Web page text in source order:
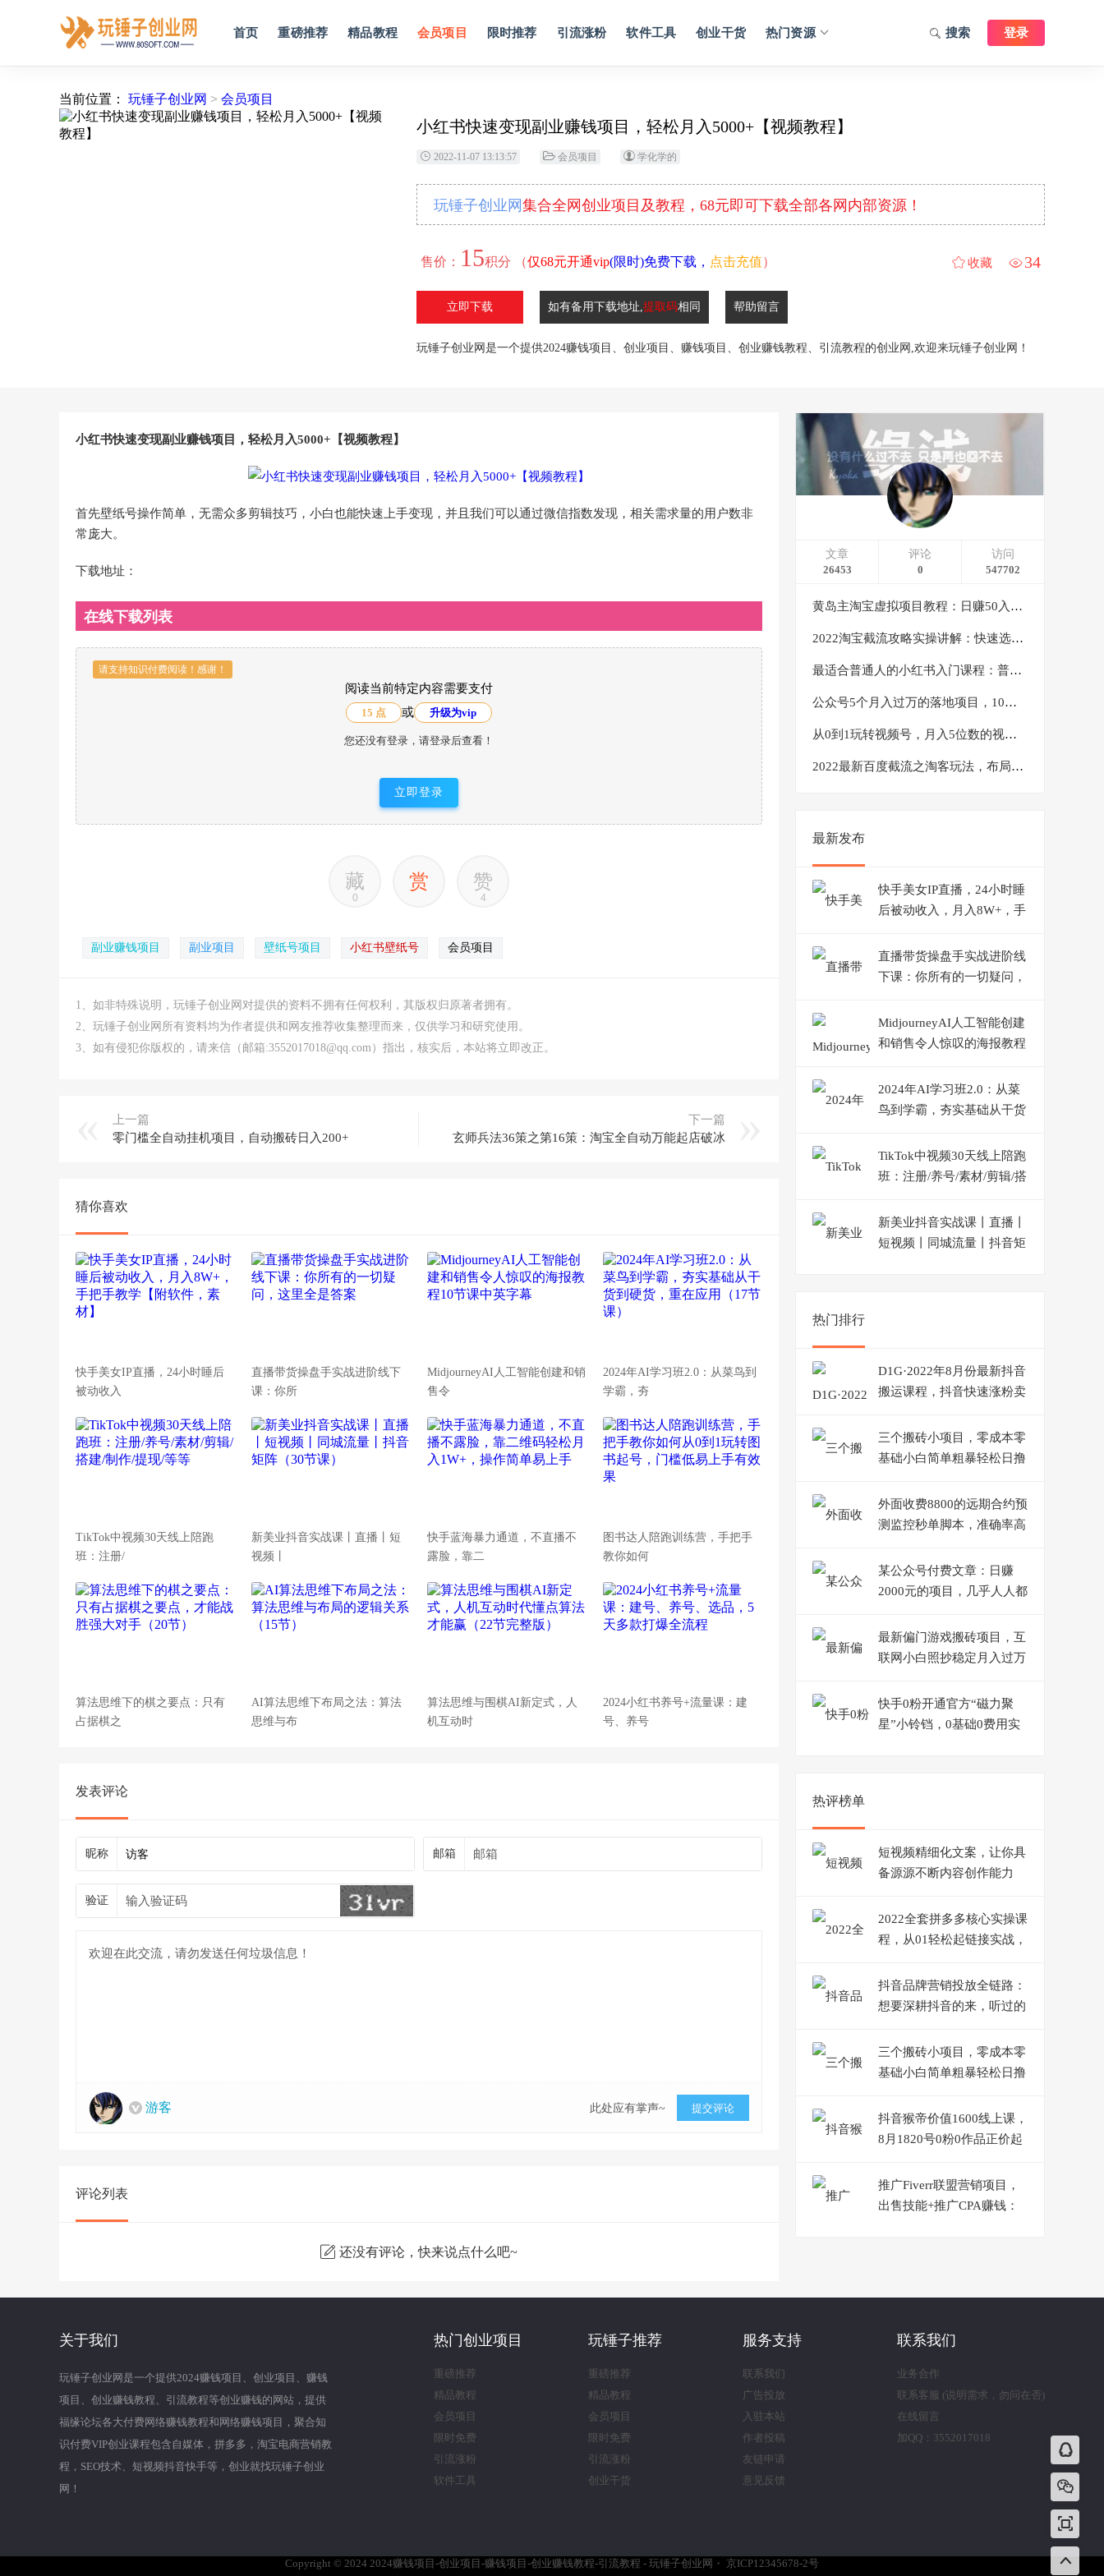
首页 重磅推荐 精品教程 会员项目 限时推荐 引流涨粉 软件工具 创业干货 热门资源 登录
搜索
当前位置： 玩锤子创业网 > 会员项目
小红书快速变现副业赚钱项目，轻松月入5000+【视频教程】
2022-11-07 13:13:57 会员项目 学化学的
玩锤子创业网 集合全网创业项目及教程，68元即可下载全部各网内部资源！
售价： 15积分 （仅68元开通vip(限时)免费下载， 点击充值） 34
收藏
立即下载 如有备用下载地址,提取码相同 帮助留言
玩锤子创业网是一个提供2024赚钱项目、创业项目、赚钱项目、创业赚钱教程、引流教程的创业网,欢迎来玩锤子创业网！
小红书快速变现副业赚钱项目，轻松月入5000+【视频教程】
首先壁纸号操作简单，无需众多剪辑技巧，小白也能快速上手变现，并且我们可以通过微信指数发现，相关需求量的用户数非
常庞大。
下载地址：
在线下载列表
请支持知识付费阅读！感谢！
阅读当前特定内容需要支付
15 点 或 升级为vip
您还没有登录，请登录后查看！
立即登录
藏
0
赏 赞
4
副业赚钱项目 副业项目 壁纸号项目 小红书壁纸号 会员项目
1、如非特殊说明，玩锤子创业网对提供的资料不拥有任何权利，其版权归原著者拥有。
2、玩锤子创业网所有资料均为作者提供和网友推荐收集整理而来，仅供学习和研究使用。
3、如有侵犯你版权的，请来信（邮箱:3552017018@qq.com）指出，核实后，本站将立即改正。
上一篇
零门槛全自动挂机项目，自动搬砖日入200+
下一篇
玄师兵法36策之第16策：淘宝全自动万能起店破冰
猜你喜欢
快手美女IP直播，24小时睡后
被动收入
直播带货操盘手实战进阶线下
课：你所
MidjourneyAI人工智能创建和销
售令
2024年AI学习班2.0：从菜鸟到
学霸，夯
TikTok中视频30天线上陪跑
班：注册/
新美业抖音实战课丨直播丨短
视频丨
快手蓝海暴力通道，不直播不
露脸，靠二
图书达人陪跑训练营，手把手
教你如何
算法思维下的棋之要点：只有
占据棋之
AI算法思维下布局之法：算法
思维与布
算法思维与围棋AI新定式，人
机互动时
2024小红书养号+流量课：建
号、养号
发表评论
昵称 邮箱
验证
游客 此处应有掌声~ 提交评论
评论列表
还没有评论，快来说点什么吧~
文章
26453
评论
0
访问
547702
黄岛主淘宝虚拟项目教程：日赚50入门基础班（两节课附配套资料）
2022淘宝截流攻略实操讲解：快速选品+直接复制+快速起店
最适合普通人的小红书入门课程：普通人如何通过做小红书年入50万
公众号5个月入过万的落地项目，10大获客渠道，实测涨粉21万
从0到1玩转视频号，月入5位数的视频号搬运项目，定位+选品+制作+变现全流程
2022最新百度截流之淘客玩法，布局流量一单利润可达300+【视频课程】
最新发布
快手美女IP直播，24小时睡
后被动收入，月入8W+，手
直播带货操盘手实战进阶线
下课：你所有的一切疑问，
MidjourneyAI人工智能创建
和销售令人惊叹的海报教程
2024年AI学习班2.0：从菜
鸟到学霸，夯实基础从干货
课）
TikTok中视频30天线上陪跑
班：注册/养号/素材/剪辑/搭
新美业抖音实战课丨直播丨
短视频丨同城流量丨抖音矩
热门排行
D1G·2022年8月份最新抖音
搬运课程，抖音快速涨粉卖
可以操作
三个搬砖小项目，零成本零
基础小白简单粗暴轻松日撸
外面收费8800的远期合约预
测监控秒单脚本，准确率高
某公众号付费文章：日赚
2000元的项目，几乎人人都
最新偏门游戏搬砖项目，互
联网小白照抄稳定月入过万
快手0粉开通官方“磁力聚
星”小铃铛，0基础0费用实
热评榜单
短视频精细化文案，让你具
备源源不断内容创作能力
2022全套拼多多核心实操课
程，从01轻松起链接实战，
抖音品牌营销投放全链路：
想要深耕抖音的来，听过的
三个搬砖小项目，零成本零
基础小白简单粗暴轻松日撸
抖音猴帝价值1600线上课，
8月1820号0粉0作品正价起
推广Fiverr联盟营销项目，
出售技能+推广CPA赚钱：
关于我们
玩锤子创业网是一个提供2024赚钱项目、创业项目、赚钱
项目、创业赚钱教程、引流教程等创业赚钱的网站，提供
福缘论坛各大付费网络赚钱教程和网络赚钱项目，聚合知
识付费VIP创业课程包含自媒体，拼多多，淘宝电商营销教
程，SEO技术、短视频抖音快手等，创业就找玩锤子创业
网！
热门创业项目
重磅推荐
精品教程
会员项目
限时免费
引流涨粉
软件工具
玩锤子推荐
重磅推荐
精品教程
会员项目
限时免费
引流涨粉
创业干货
服务支持
联系我们
广告投放
入驻本站
作者投稿
友链申请
意见反馈
联系我们
业务合作
联系客服 (说明需求，勿问在否)
在线留言
加QQ：3552017018
Copyright © 2024 2024赚钱项目-创业项目-赚钱项目-创业赚钱教程-引流教程 - 玩锤子创业网 ・ 京ICP12345678-2号